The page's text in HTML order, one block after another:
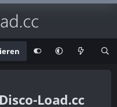
Disco-Load.cc